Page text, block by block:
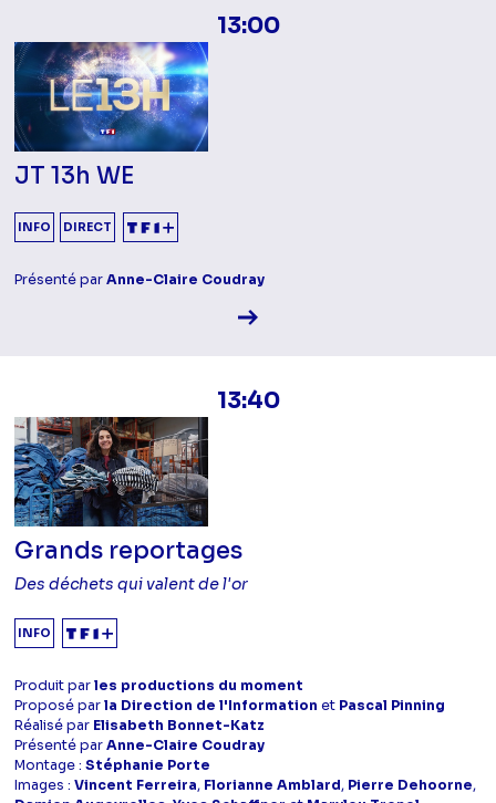
13:00
JT 13h WE
INFO DIRECT
Présenté parAnne-Claire Coudray
Voir la fiche diffusion
13:40
Grands reportages
Des déchets qui valent de l'or
INFO
Produit parles productions du moment
Proposé parla Direction de l'Information et Pascal Pinning
Réalisé par Elisabeth Bonnet-Katz
Présenté parAnne-Claire Coudray
Montage :Stéphanie Porte
Images :Vincent Ferreira, Florianne Amblard, Pierre Dehoorne,